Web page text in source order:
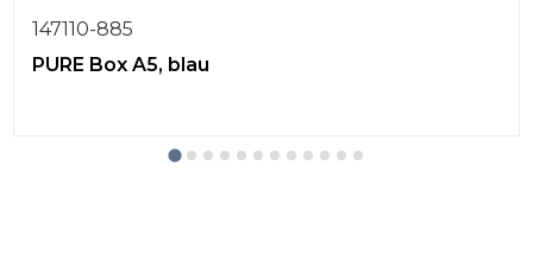
147110-885
PURE Box A5, blau